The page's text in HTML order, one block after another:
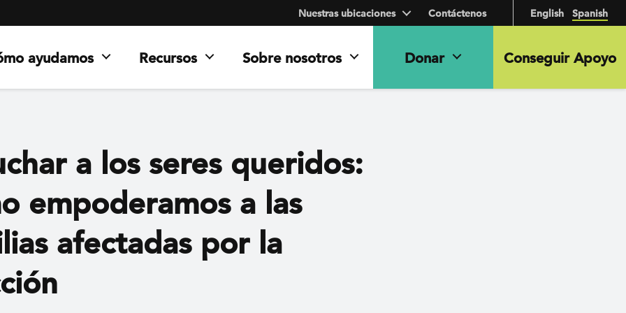
English Spanish
ayudamos Recursos Sobre nosotros Donar Conseguir Apoyo
Nuestras ubicaciones Contáctenos
a los seres queridos:
empoderamos a las
afectadas por la